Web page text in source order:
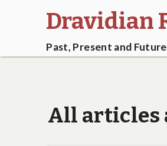
Dravidian
Past, Present and
All articles